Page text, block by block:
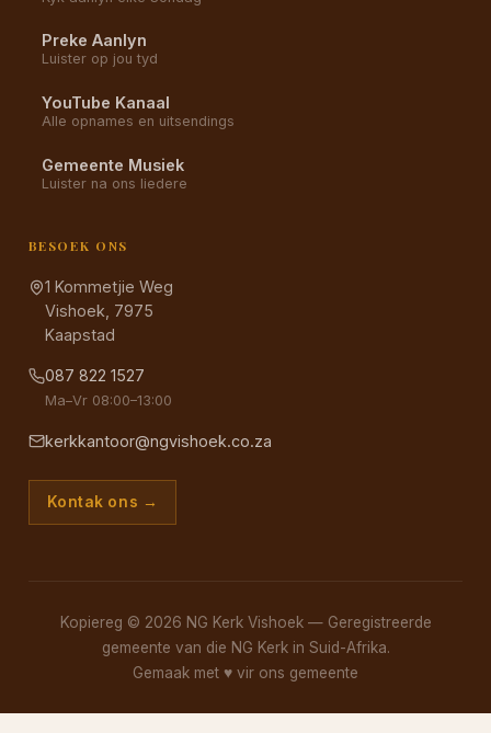
Preke Aanlyn
Luister op jou tyd
YouTube Kanaal
Alle opnames en uitsendings
Gemeente Musiek
Luister na ons liedere
BESOEK ONS
1 Kommetjie Weg
Vishoek, 7975
Kaapstad
087 822 1527
Ma–Vr 08:00–13:00
kerkkantoor@ngvishoek.co.za
Kontak ons →
Kopiereg © 2026 NG Kerk Vishoek — Geregistreerde
gemeente van die NG Kerk in Suid-Afrika.
Gemaak met ♥ vir ons gemeente